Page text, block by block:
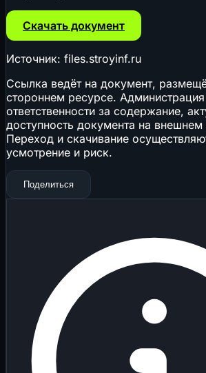
Скачать документ
Источник: files.stroyinf.ru
Ссылка ведёт на документ,
стороннем ресурсе. Администрация
ответственности за содержание,
доступность документа на внешнем
Переход и скачивание
усмотрение и риск.
Поделиться